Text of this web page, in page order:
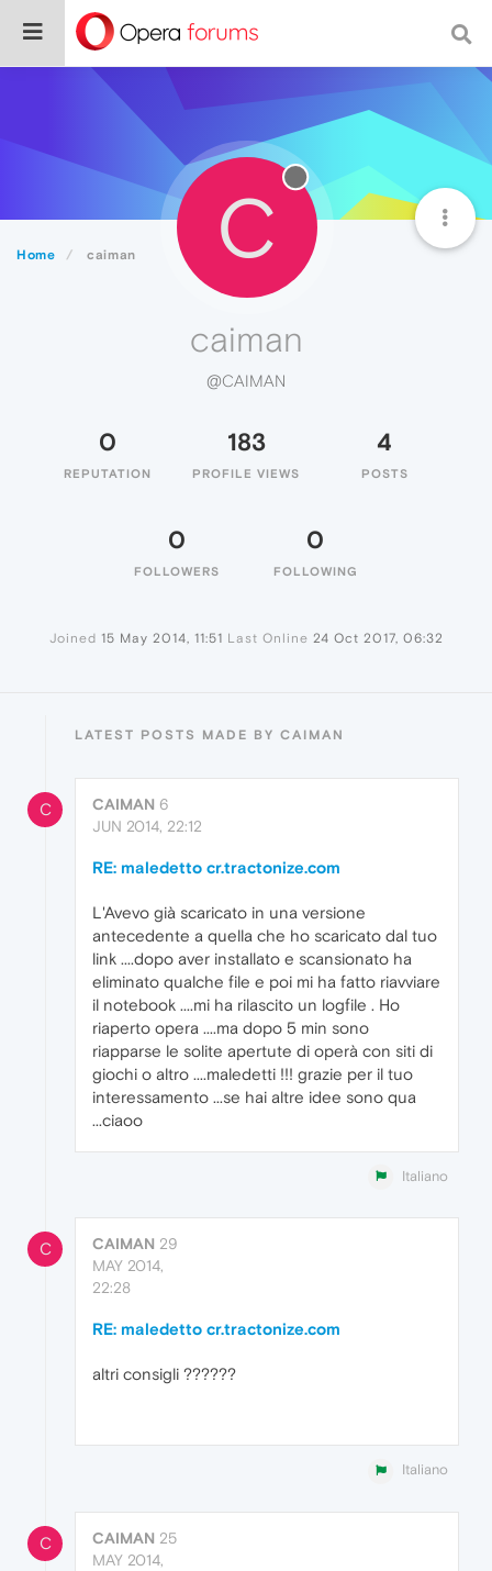
Home caiman C
caiman
@CAIMAN
0
REPUTATION
183
PROFILE VIEWS
4
POSTS
0
FOLLOWERS
0
FOLLOWING
Joined 15 May 2014, 11:51 Last Online 24 Oct 2017, 06:32
LATEST POSTS MADE BY CAIMAN
C CAIMAN 6
JUN 2014, 22:12
RE: maledetto cr.tractonize.com
L'Avevo già scaricato in una versione
antecedente a quella che ho scaricato dal tuo
link ....dopo aver installato e scansionato ha
eliminato qualche file e poi mi ha fatto riavviare
il notebook ....mi ha rilascito un logfile . Ho
riaperto opera ....ma dopo 5 min sono
riapparse le solite apertute di operà con siti di
giochi o altro ....maledetti !!! grazie per il tuo
interessamento ...se hai altre idee sono qua
...ciaoo
Italiano
C CAIMAN 29
MAY 2014,
22:28
RE: maledetto cr.tractonize.com
altri consigli ??????
Italiano
C CAIMAN 25
MAY 2014,